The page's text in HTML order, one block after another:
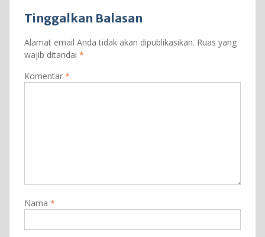
Tinggalkan Balasan
Alamat email Anda tidak akan dipublikasikan. Ruas yang
wajib ditandai *
Komentar *
Nama *